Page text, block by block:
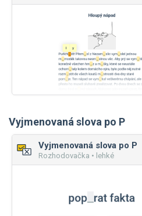
Vyjmenovaná slova po P
Vyjmenovaná slova po P
Rozhodovačka • lehké